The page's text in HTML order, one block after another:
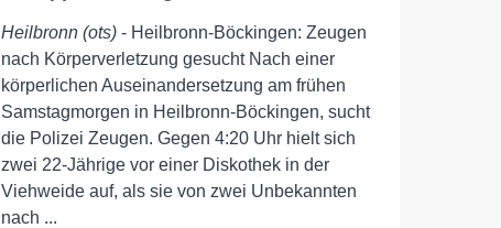
Heilbronn (ots) - Heilbronn-Böckingen: Zeugen
nach Körperverletzung gesucht Nach einer
körperlichen Auseinandersetzung am frühen
Samstagmorgen in Heilbronn-Böckingen, sucht
die Polizei Zeugen. Gegen 4:20 Uhr hielt sich
zwei 22-Jährige vor einer Diskothek in der
Viehweide auf, als sie von zwei Unbekannten
nach ...